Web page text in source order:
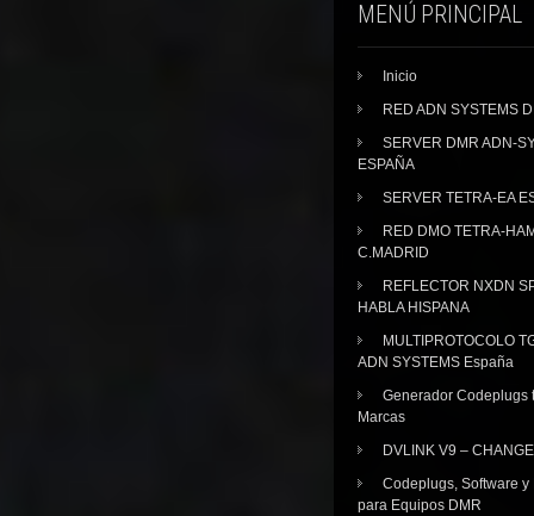
MENÚ PRINCIPAL
Inicio
RED ADN SYSTEMS
SERVER DMR ADN-
ESPAÑA
SERVER TETRA-EA
RED DMO TETRA-
C.MADRID
REFLECTOR NXDN
HABLA HISPANA
MULTIPROTOCOLO
ADN SYSTEMS España
Generador Codeplugs
Marcas
DVLINK V9 –
Codeplugs, Software y
para Equipos DMR